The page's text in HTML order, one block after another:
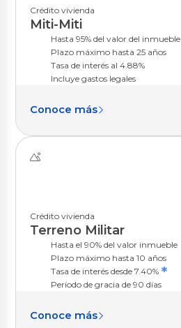
Noticias
Crédito vivienda
Miti-Miti
Hasta 95% del valor del inmueble
Plazo máximo hasta 25 años
Tasa de interés al 4.88%
Incluye gastos legales
Conoce más
Crédito vivienda
Terreno Militar
Hasta el 90% del valor inmueble
Plazo máximo hasta 10 años
Tasa de interés desde 7.40% *
Período de gracia de 90 días
Conoce más